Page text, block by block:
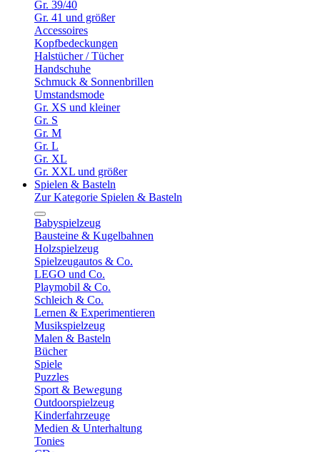
Gr. 39/40
Gr. 41 und größer
Accessoires
Kopfbedeckungen
Halstücher / Tücher
Handschuhe
Schmuck & Sonnenbrillen
Umstandsmode
Gr. XS und kleiner
Gr. S
Gr. M
Gr. L
Gr. XL
Gr. XXL und größer
Spielen & Basteln
Zur Kategorie Spielen & Basteln
Babyspielzeug
Bausteine & Kugelbahnen
Holzspielzeug
Spielzeugautos & Co.
LEGO und Co.
Playmobil & Co.
Schleich & Co.
Lernen & Experimentieren
Musikspielzeug
Malen & Basteln
Bücher
Spiele
Puzzles
Sport & Bewegung
Outdoorspielzeug
Kinderfahrzeuge
Medien & Unterhaltung
Tonies